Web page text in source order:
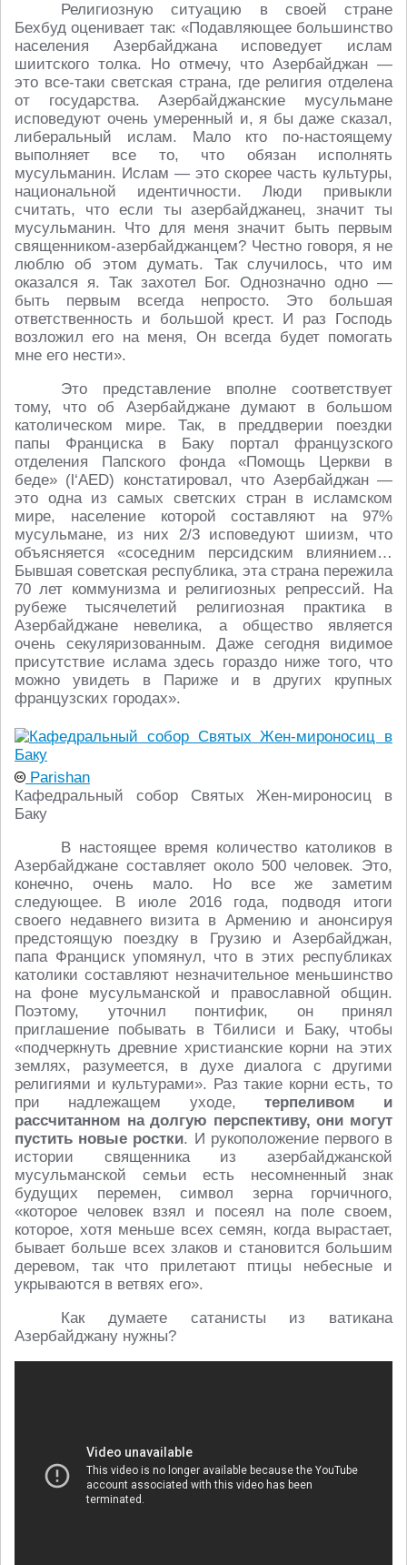
Религиозную ситуацию в своей стране
Бехбуд оценивает так: «Подавляющее большинство
населения Азербайджана исповедует ислам
шиитского толка. Но отмечу, что Азербайджан —
это все-таки светская страна, где религия отделена
от государства. Азербайджанские мусульмане
исповедуют очень умеренный и, я бы даже сказал,
либеральный ислам. Мало кто по-настоящему
выполняет все то, что обязан исполнять
мусульманин. Ислам — это скорее часть культуры,
национальной идентичности. Люди привыкли
считать, что если ты азербайджанец, значит ты
мусульманин. Что для меня значит быть первым
священником-азербайджанцем? Честно говоря, я не
люблю об этом думать. Так случилось, что им
оказался я. Так захотел Бог. Однозначно одно —
быть первым всегда непросто. Это большая
ответственность и большой крест. И раз Господь
возложил его на меня, Он всегда будет помогать
мне его нести».
Это представление вполне соответствует
тому, что об Азербайджане думают в большом
католическом мире. Так, в преддверии поездки
папы Франциска в Баку портал французского
отделения Папского фонда «Помощь Церкви в
беде» (l‘AED) констатировал, что Азербайджан —
это одна из самых светских стран в исламском
мире, население которой составляют на 97%
мусульмане, из них 2/3 исповедуют шиизм, что
объясняется «соседним персидским влиянием…
Бывшая советская республика, эта страна пережила
70 лет коммунизма и религиозных репрессий. На
рубеже тысячелетий религиозная практика в
Азербайджане невелика, а общество является
очень секуляризованным. Даже сегодня видимое
присутствие ислама здесь гораздо ниже того, что
можно увидеть в Париже и в других крупных
французских городах».
Parishan
Кафедральный собор Святых Жен-мироносиц в
Баку
В настоящее время количество католиков в
Азербайджане составляет около 500 человек. Это,
конечно, очень мало. Но все же заметим
следующее. В июле 2016 года, подводя итоги
своего недавнего визита в Армению и анонсируя
предстоящую поездку в Грузию и Азербайджан,
папа Франциск упомянул, что в этих республиках
католики составляют незначительное меньшинство
на фоне мусульманской и православной общин.
Поэтому, уточнил понтифик, он принял
приглашение побывать в Тбилиси и Баку, чтобы
«подчеркнуть древние христианские корни на этих
землях, разумеется, в духе диалога с другими
религиями и культурами». Раз такие корни есть, то
при надлежащем уходе, терпеливом и
рассчитанном на долгую перспективу, они могут
пустить новые ростки. И рукоположение первого в
истории священника из азербайджанской
мусульманской семьи есть несомненный знак
будущих перемен, символ зерна горчичного,
«которое человек взял и посеял на поле своем,
которое, хотя меньше всех семян, когда вырастает,
бывает больше всех злаков и становится большим
деревом, так что прилетают птицы небесные и
укрываются в ветвях его».
Как думаете сатанисты из ватикана
Азербайджану нужны?